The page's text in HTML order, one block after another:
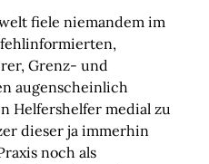
fiele niemandem im
Grenz- und
augenscheinlich
Helfershelfer medial zu
dieser ja immerhin
noch als